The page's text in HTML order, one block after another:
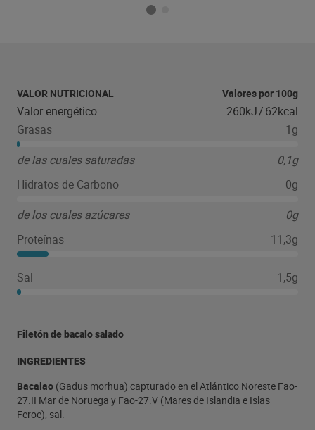
VALOR NUTRICIONAL Valores por 100g
Valor energético 260kJ/62kcal
Grasas
1g
de las cuales saturadas
0,1g
Hidratos de Carbono
0g
de los cuales azúcares
0g
Proteínas
11,3g
Sal 1,5g
Filetón de bacalo salado
INGREDIENTES
Bacalao (Gadus morhua) capturado en el Atlántico Noreste Fao-
27.II Mar de Noruega y Fao-27.V (Mares de Islandia e Islas
Feroe), sal.